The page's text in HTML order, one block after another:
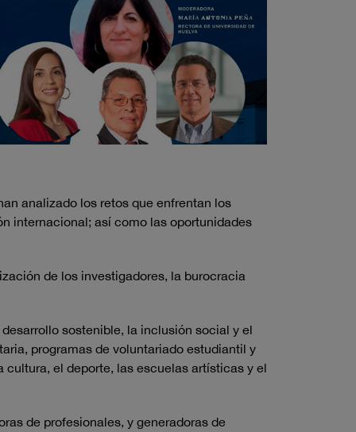
analizado los retos que enfrentan los
internacional; así como las oportunidades
de los investigadores, la burocracia
sostenible, la inclusión social y el
programas de voluntariado estudiantil y
el deporte, las escuelas artísticas y el
de profesionales, y generadoras de